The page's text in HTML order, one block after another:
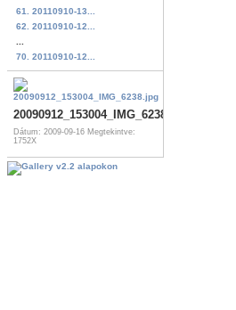
61. 20110910-13...
62. 20110910-12...
70. 20110910-12...
20090912_153004_IMG_6238.jpg
Dátum: 2009-09-16 Megtekintve:
1752X